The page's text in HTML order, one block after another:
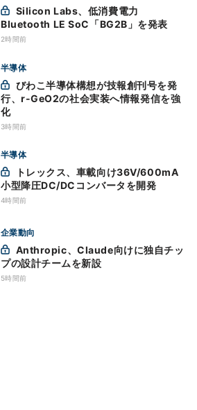
Bluetooth LE SoC「BG2B」を発表
2時間前
半導体
行、r-GeO2の社会実装へ情報発信を強
化
3時間前
半導体
小型降圧DC/DCコンバータを開発
4時間前
企業動向
プの設計チームを新設
5時間前